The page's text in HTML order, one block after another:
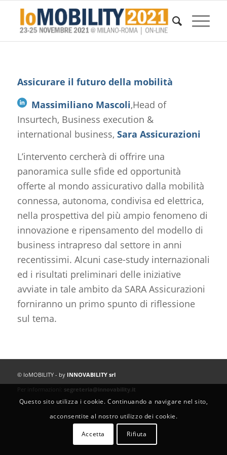
Assicurare il futuro della mobilità
Massimiliano Mascoli,Head of
Insurtech, Business execution &
international business, Sara Assicurazioni
L’intervento cercherà di offrire una
panoramica sulle sfide ed opportunità
offerte al mondo assicurativo dalla mobilità
connessa, autonoma, condivisa ed elettrica,
nella prospettiva del più ampio fenomeno di
innovazione e ripensamento del modello di
business intrapreso dal settore in anni
recentissimi. Alcuni case-study internazionali
ed i risultati preliminari delle iniziative
avviate in tale ambito da SARA Assicurazioni
forniranno un primo spunto di riflessione
sul tema.
© IoMOBILITY - by INNOVABILITY srl
Per informazioni: segreteria@innovability.it
Questo sito utilizza i cookie. Continuando a navigare nel sito,
acconsentite al nostro utilizzo dei cookie.
Accetta Rifiuta